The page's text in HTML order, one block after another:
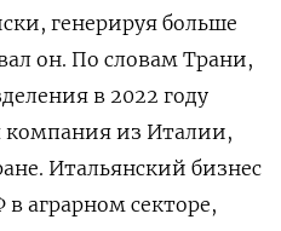
генерируя больше
он. По словам Трани,
в 2022 году
компания из Италии,
Итальянский бизнес
аграрном секторе,